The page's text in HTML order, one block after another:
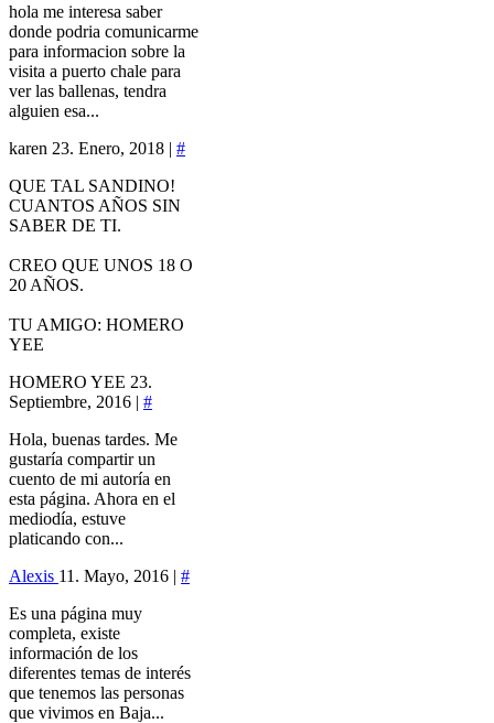
hola me interesa saber
donde podria comunicarme
para informacion sobre la
visita a puerto chale para
ver las ballenas, tendra
alguien esa...
karen 23. Enero, 2018 | #
QUE TAL SANDINO!
CUANTOS AÑOS SIN
SABER DE TI.
CREO QUE UNOS 18 O
20 AÑOS.
TU AMIGO: HOMERO
YEE
HOMERO YEE 23.
Septiembre, 2016 | #
Hola, buenas tardes. Me
gustaría compartir un
cuento de mi autoría en
esta página. Ahora en el
mediodía, estuve
platicando con...
Alexis 11. Mayo, 2016 | #
Es una página muy
completa, existe
información de los
diferentes temas de interés
que tenemos las personas
que vivimos en Baja...